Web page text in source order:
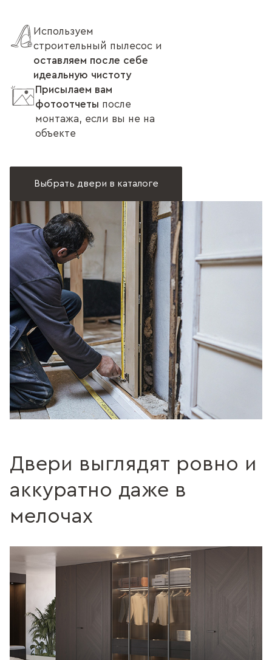
Используем
строительный пылесос и
оставляем после себе
идеальную чистоту
Присылаем вам
фотоотчеты после
монтажа, если вы не на
объекте
Выбрать двери в каталоге
Двери выглядят ровно и
аккуратно даже в
мелочах